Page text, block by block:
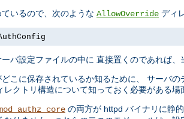
いるので、次のような AllowOverride ディ
バ設定ファイルの中に 直接置くのであれば
こに保存されているか知るために、 サーバ
レクトリ構造について知っておく必要がある場
の両方が httpd バイナリに静